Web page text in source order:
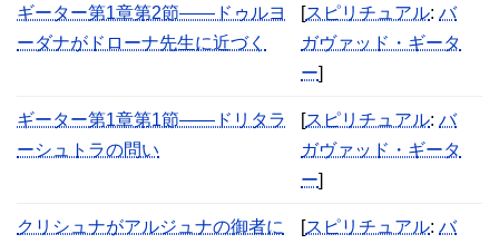
ギーター第1章第2節――ドゥルヨ
ーダナがドローナ先生に近づく
[スピリチュアル: バ
ガヴァッド・ギータ
ー]
ギーター第1章第1節――ドリタラ
ーシュトラの問い
[スピリチュアル: バ
ガヴァッド・ギータ
ー]
クリシュナがアルジュナの御者に
[スピリチュアル: バ